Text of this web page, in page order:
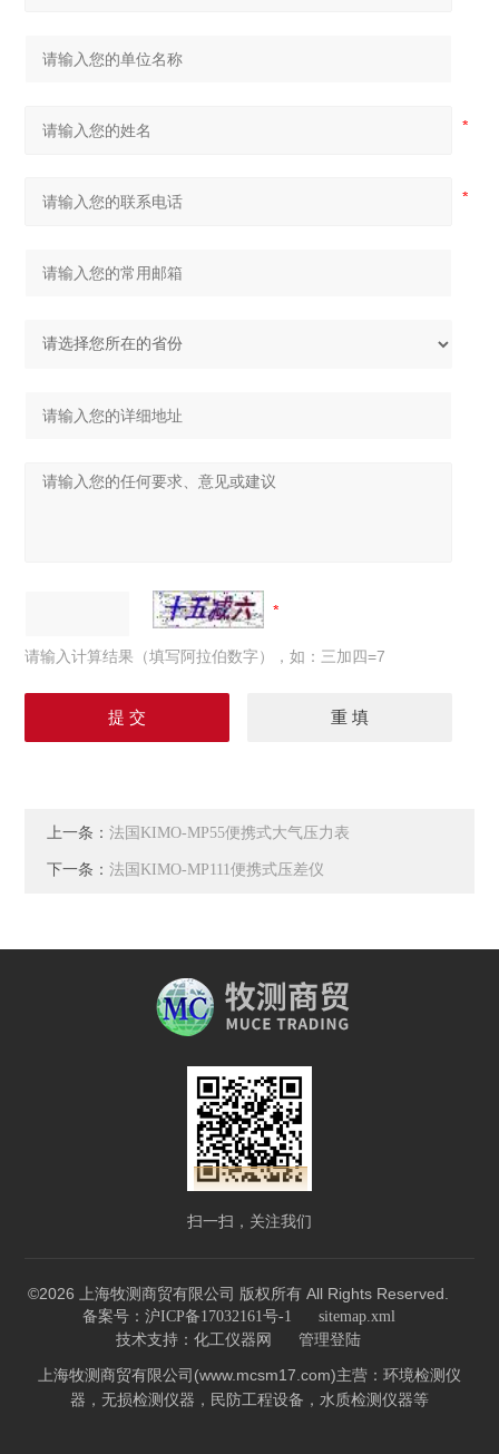
请输入计算结果（填写阿拉伯数字），如：三加四=7
上一条：法国KIMO-MP55便携式大气压力表
下一条：法国KIMO-MP111便携式压差仪
扫一扫，关注我们
©2026 上海牧测商贸有限公司 版权所有 All Rights Reserved.
备案号：沪ICP备17032161号-1 sitemap.xml
技术支持： 化工仪器网 管理登陆
上海牧测商贸有限公司(www.mcsm17.com)主营：环境检测仪
器，无损检测仪器，民防工程设备，水质检测仪器等